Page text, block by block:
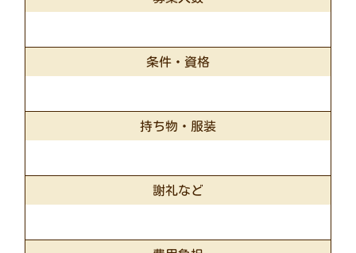
条件・資格
持ち物・服装
謝礼など